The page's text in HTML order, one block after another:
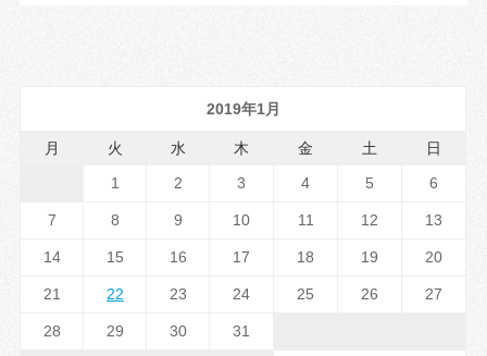
2019年1月
月 火 水 木 金 土 日
1 2 3 4 5 6
7 8 9 10 11 12 13
14 15 16 17 18 19 20
21 22 23 24 25 26 27
28 29 30 31